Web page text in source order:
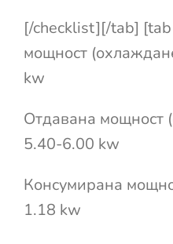
[/checklist][/tab]
мощност
kw
Отдавана мощност
5.40-6.00 kw
Консумирана
1.18 kw